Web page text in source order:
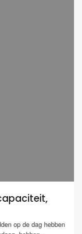
op de dag hebben